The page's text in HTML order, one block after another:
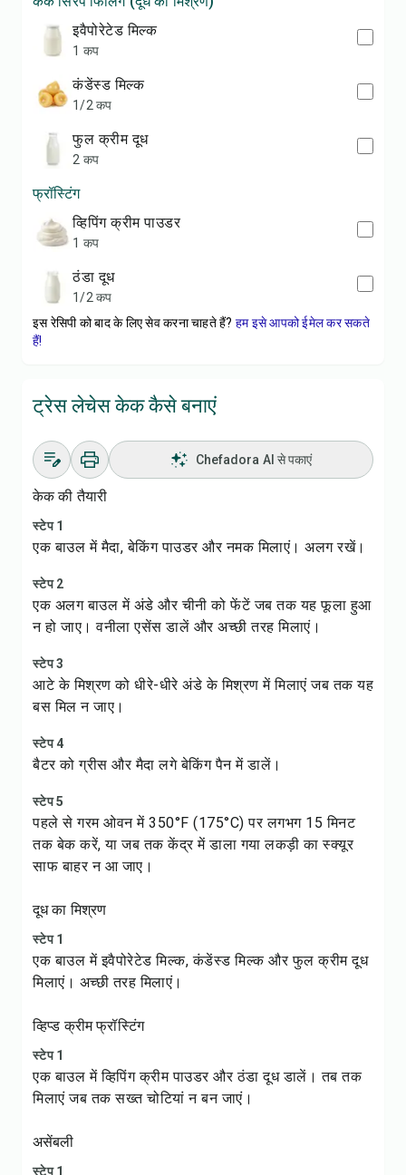
इवैपोरेटेड मिल्क
1 कप
कंडेंस्ड मिल्क
1/2 कप
फुल क्रीम दूध
2 कप
फ्रॉस्टिंग
व्हिपिंग क्रीम पाउडर
1 कप
ठंडा दूध
1/2 कप
इस रेसिपी को बाद के लिए सेव करना चाहते हैं? हम इसे आपको ईमेल कर सकते
हैं!
ट्रेस लेचेस केक कैसे बनाएं
Chefadora AI से पकाएं
केक की तैयारी
स्टेप 1
एक बाउल में मैदा, बेकिंग पाउडर और नमक मिलाएं। अलग रखें।
स्टेप 2
एक अलग बाउल में अंडे और चीनी को फेंटें जब तक यह फूला हुआ
न हो जाए। वनीला एसेंस डालें और अच्छी तरह मिलाएं।
स्टेप 3
आटे के मिश्रण को धीरे-धीरे अंडे के मिश्रण में मिलाएं जब तक यह
बस मिल न जाए।
स्टेप 4
बैटर को ग्रीस और मैदा लगे बेकिंग पैन में डालें।
स्टेप 5
पहले से गरम ओवन में 350°F (175°C) पर लगभग 15 मिनट
तक बेक करें, या जब तक केंद्र में डाला गया लकड़ी का स्क्यूर
साफ बाहर न आ जाए।
दूध का मिश्रण
स्टेप 1
एक बाउल में इवैपोरेटेड मिल्क, कंडेंस्ड मिल्क और फुल क्रीम दूध
मिलाएं। अच्छी तरह मिलाएं।
व्हिप्ड क्रीम फ्रॉस्टिंग
स्टेप 1
एक बाउल में व्हिपिंग क्रीम पाउडर और ठंडा दूध डालें। तब तक
मिलाएं जब तक सख्त चोटियां न बन जाएं।
असेंबली
स्टेप 1